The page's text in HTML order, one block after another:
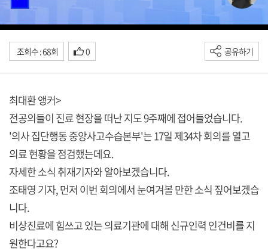
조회수 : 68회 0 공유하기
최대환 앵커>
전공의들이 진료 현장을 떠난 지도 9주째에 접어들었습니다.
'의사 집단행동 중앙사고수습본부'는 17일 제34차 회의를 열고
의료 현황을 점검했는데요.
자세한 소식 취재기자와 알아보겠습니다.
조태영 기자, 먼저 이번 회의에서 눈여겨볼 만한 소식 짚어보겠습
니다.
비상진료에 힘쓰고 있는 의료기관에 대해 신규인력 인건비를 지
원한다고요?